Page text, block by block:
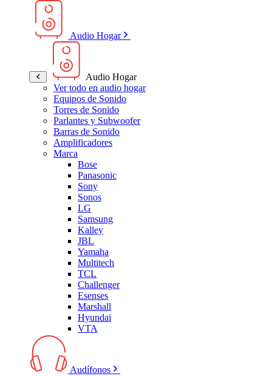
Audio Hogar
Audio Hogar
Ver todo en audio hogar
Equipos de Sonido
Torres de Sonido
Parlantes y Subwoofer
Barras de Sonido
Amplificadores
Marca
Bose
Panasonic
Sony
Sonos
LG
Samsung
Kalley
JBL
Yamaha
Multitech
TCL
Challenger
Esenses
Marshall
Hyundai
VTA
Audífonos